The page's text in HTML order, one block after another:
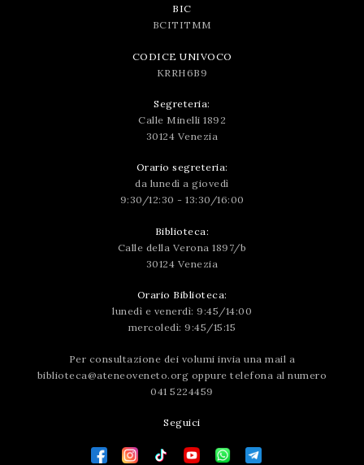
BIC
BCITITMM
CODICE UNIVOCO
KRRH6B9
Segreteria:
Calle Minelli 1892
30124 Venezia
Orario segreteria:
da lunedì a giovedì
9:30/12:30 - 13:30/16:00
Biblioteca:
Calle della Verona 1897/b
30124 Venezia
Orario Biblioteca:
lunedì e venerdì: 9:45/14:00
mercoledì: 9:45/15:15
Per consultazione dei volumi invia una mail a
biblioteca@ateneoveneto.org oppure telefona al numero
041 5224459
Seguici